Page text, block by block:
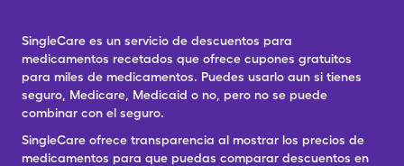
SingleCare es un servicio de descuentos para
medicamentos recetados que ofrece cupones gratuitos
para miles de medicamentos. Puedes usarlo aun si tienes
seguro, Medicare, Medicaid o no, pero no se puede
combinar con el seguro.
SingleCare ofrece transparencia al mostrar los precios de
medicamentos para que puedas comparar descuentos en